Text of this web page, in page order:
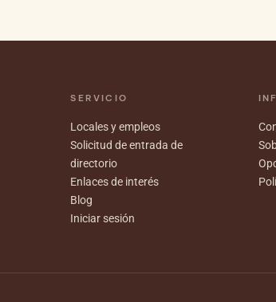
SERVICIO
Locales y empleos
Solicitud de entrada de
directorio
Enlaces de interés
Blog
Iniciar sesión